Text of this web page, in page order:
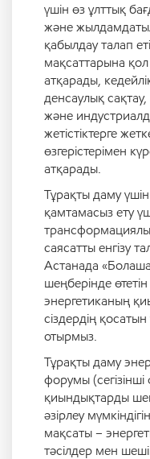
үшін өз ұлттық
және
қабылдау талап
мақсаттарына
атқарады,
денсаулық
және
жетістіктерге
өзгерістерімен
атқарады.
Тұрақты даму
қамтамасыз ету
саясатты енгізу
Астанада
шеңберінде
энергетиканың
сіздердің қосатын
отырмыз.
Тұрақты даму
форумы
қиындықтарды
әзірлеу
мақсаты –
тәсілдер мен